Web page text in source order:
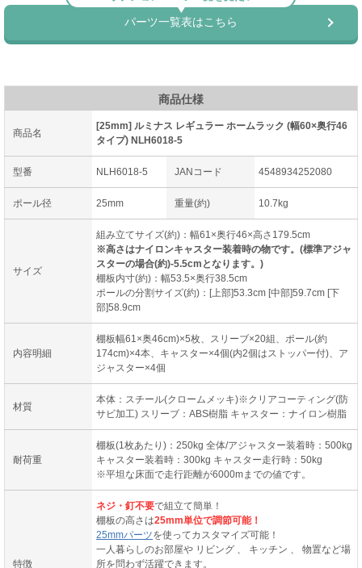
商品仕様
商品名
[25mm] ルミナス レギュラー ホームラック (幅60×奥行46
タイプ) NLH6018-5
型番 NLH6018-5 JANコード 4548934252080
ポール径 25mm 重量(約) 10.7kg
サイズ
組み立てサイズ(約)：幅61×奥行46×高さ179.5cm
※高さはナイロンキャスター装着時の物です。(標準アジャ
スターの場合(約)-5.5cmとなります。)
棚板内寸(約)：幅53.5×奥行38.5cm
ポールの分割サイズ(約)：[上部]53.3cm [中部]59.7cm [下
部]58.9cm
内容明細
棚板幅61×奥46cm)×5枚、スリーブ×20組、ポール(約
174cm)×4本、キャスター×4個(内2個はストッパー付)、ア
ジャスター×4個
材質
本体：スチール(クロームメッキ)※クリアコーティング(防
サビ加工) スリーブ：ABS樹脂 キャスター：ナイロン樹脂
耐荷重
棚板(1枚あたり)：250kg 全体/アジャスター装着時：500kg
キャスター装着時：300kg キャスター走行時：50kg
※平坦な床面で走行距離が6000mまでの値です。
特徴
ネジ・釘不要で組立て簡単！
棚板の高さは25mm単位で調節可能！
25mmパーツを使ってカスタマイズ可能！
一人暮らしのお部屋や リビング 、 キッチン 、 物置など場
所を問わず活躍できます。